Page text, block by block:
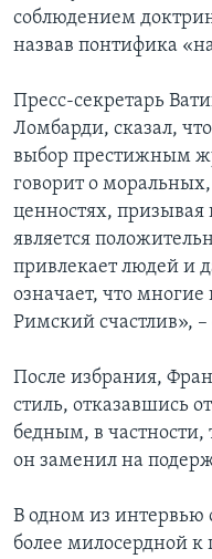
соблюдением
назвав понтифика
Пресс-секретарь
Ломбарди, сказал,
выбор престижным
говорит о
ценностях, призывая
является
привлекает людей и
означает, что многие
Римский счастлив»,
После избрания,
стиль, отказавшись
бедным, в
он заменил на
В одном из интервью
более милосердной к